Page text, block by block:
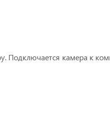
Подключается камера к